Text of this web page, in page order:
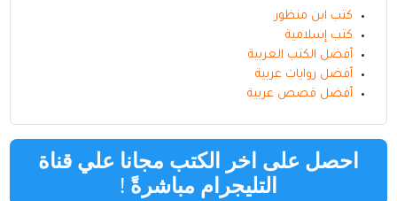
كتب ابن منظور
كتب إسلامية
أفضل الكتب العربية
أفضل روايات عربية
أفضل قصص عربية
احصل على اخر الكتب مجانا علي قناة
التليجرام مباشرةً !